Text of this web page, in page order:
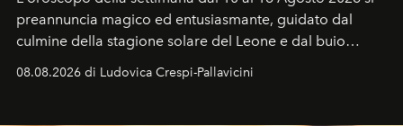
preannuncia magico ed entusiasmante, guidato dal
culmine della stagione solare del Leone e dal buio
favorevole della Luna nuova in Leone del 12 agosto,
ideale per la notte delle Perseidi.
08.08.2026 di Ludovica Crespi-Pallavicini